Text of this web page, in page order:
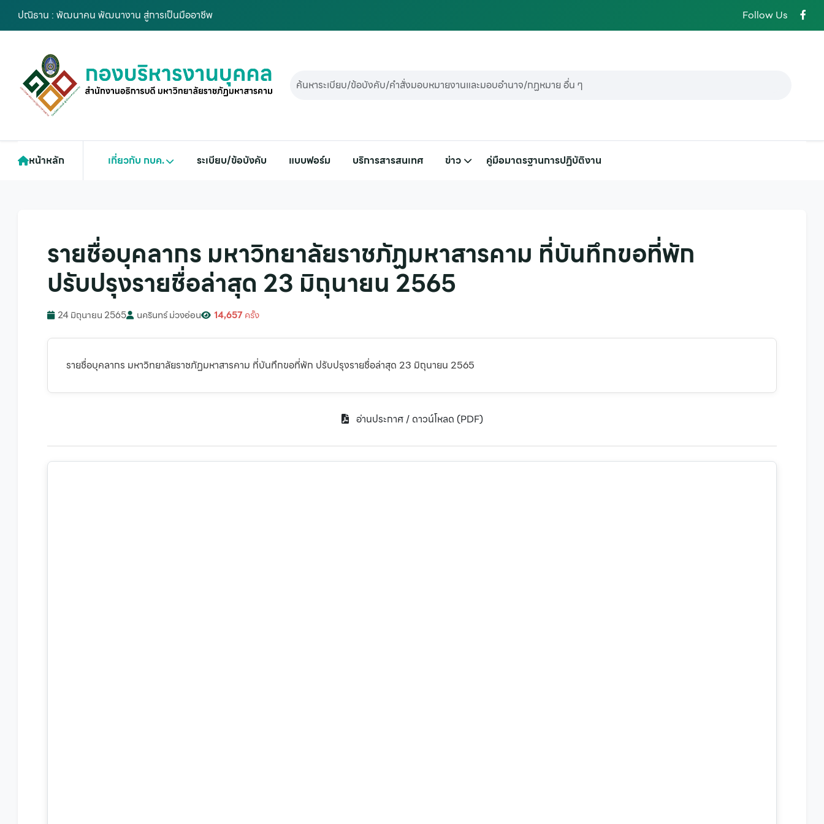
ปณิธาน : พัฒนาคน พัฒนางาน สู่การเป็นมืออาชีพ Follow Us
หน้าหลัก เกี่ยวกับ กบค. ระเบียบ/ข้อบังคับ แบบฟอร์ม บริการสารสนเทศ ข่าว คู่มือมาตรฐานการปฏิบัติงาน
รายชื่อบุคลากร มหาวิทยาลัยราชภัฏมหาสารคาม ที่บันทึกขอที่พัก
ปรับปรุงรายชื่อล่าสุด 23 มิถุนายน 2565
24 มิถุนายน 2565 นครินทร์ ม่วงอ่อน 14,657ครั้ง
รายชื่อบุคลากร มหาวิทยาลัยราชภัฏมหาสารคาม ที่บันทึกขอที่พัก ปรับปรุงรายชื่อล่าสุด 23 มิถุนายน 2565
อ่านประกาศ / ดาวน์โหลด (PDF)